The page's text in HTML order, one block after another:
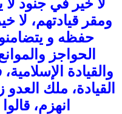
لا خير في جنود
ومقر قيادتهم، لا
حفظه و
الحواجز
والقيادة
القيادة، ملك
انهزم،